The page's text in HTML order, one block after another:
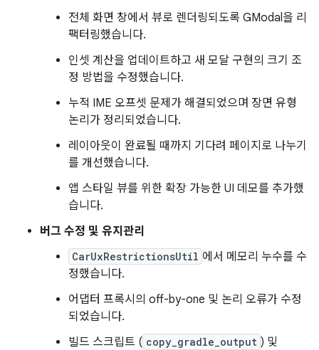
전체 화면 창에서 뷰로 렌더링되도록 GModal을 리
팩터링했습니다.
인셋 계산을 업데이트하고 새 모달 구현의 크기 조
정 방법을 수정했습니다.
누적 IME 오프셋 문제가 해결되었으며 장면 유형
논리가 정리되었습니다.
레이아웃이 완료될 때까지 기다려 페이지로 나누기
를 개선했습니다.
앱 스타일 뷰를 위한 확장 가능한 UI 데모를 추가했
습니다.
버그 수정 및 유지관리
CarUxRestrictionsUtil 에서 메모리 누수를 수
정했습니다.
어댑터 프록시의 off-by-one 및 논리 오류가 수정
되었습니다.
빌드 스크립트 ( copy_gradle_output ) 및